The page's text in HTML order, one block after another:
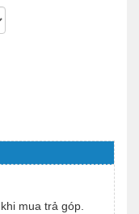
mua trả góp.